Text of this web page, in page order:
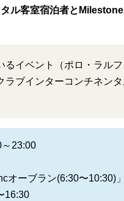
ル客室宿泊者と
るイベント（ポロ・ラル
ラブインターコンチネン
23:00
オーブラン(6:30〜10:30)
16:30